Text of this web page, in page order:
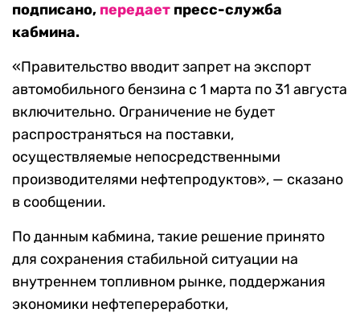
подписано, передает пресс-служба
кабмина.
«Правительство вводит запрет на экспорт
автомобильного бензина с 1 марта по 31 августа
включительно. Ограничение не будет
распространяться на поставки,
осуществляемые непосредственными
производителями нефтепродуктов», — сказано
в сообщении.
По данным кабмина, такие решение принято
для сохранения стабильной ситуации на
внутреннем топливном рынке, поддержания
экономики нефтепереработки,